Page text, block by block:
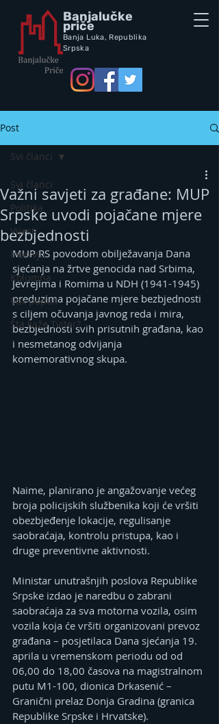
Banjalučke
priče
Banja Luka, Republika
Srpska
Post
Svi članci
Politika
Vijesti
Intervju
Kolumna
Vox populi
Šta kaže Tviter?
Svi članci
Važni savjeti za građane: MUP
Srpske uvodi pojačane mjere
bezbjednosti
MUP RS povodom obilježavanja Dana
sjećanja na žrtve genocida nad Srbima,
Jevrejima i Romima u NDH (1941-1945)
preduzima pojačane mjere bezbjednosti
s ciljem očuvanja javnog reda i mira,
bezbjednosti svih prisutnih građana, kao
i nesmetanog odvijanja
komemorativnog skupa.
Naime, planirano je angažovanje većeg
broja policijskih službenika koji će vršiti
obezbjeđenje lokacije, regulisanje
saobraćaja, kontrolu pristupa, kao i
druge preventivne aktivnosti.
Ministar unutrašnjih poslova Republike
Srpske izdao je naredbu o zabrani
saobraćaja za sva motorna vozila, osim
vozila koja će vršiti organizovani prevoz
građana – posjetilaca Dana sjećanja 19.
aprila u vremenskom periodu od od
06,00 do 18,00 časova na magistralnom
putu M1-100, dionica Drkasenić –
Granični prelaz Donja Gradina (granica
Republike Srpske i Hrvatske).